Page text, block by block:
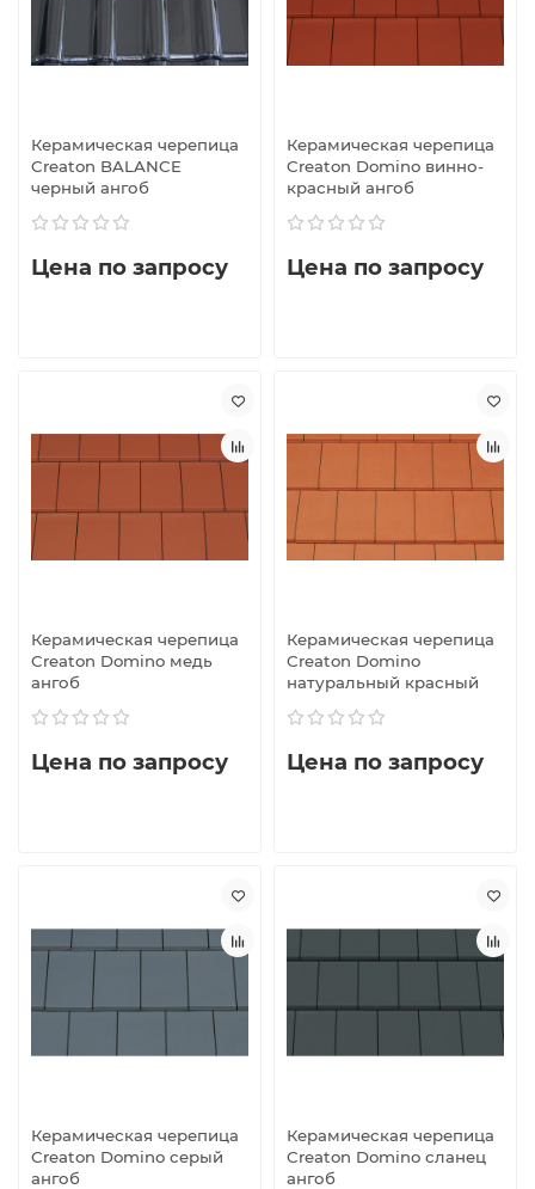
Керамическая черепица
Creaton BALANCE
черный ангоб
Цена по запросу
Керамическая черепица
Creaton Domino винно-
красный ангоб
Цена по запросу
Керамическая черепица
Creaton Domino медь
ангоб
Цена по запросу
Керамическая черепица
Creaton Domino
натуральный красный
Цена по запросу
Керамическая черепица
Creaton Domino серый
ангоб
Керамическая черепица
Creaton Domino сланец
ангоб